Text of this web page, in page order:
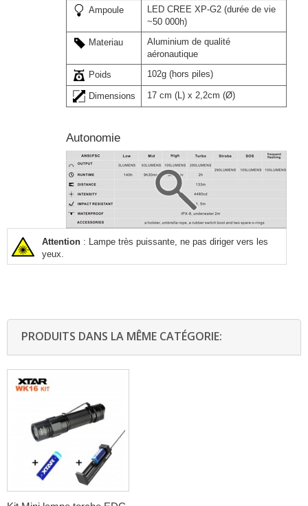
Ampoule
LED CREE XP-G2 (durée de vie
~50 000h)
Materiau
Aluminium de qualité
aéronautique
Poids
102g (hors piles)
Dimensions 17 cm (L) x 2,2cm (Ø)
Autonomie
Attention : Lampe très puissante, ne pas diriger vers les
yeux.
PRODUITS DANS LA MÊME CATÉGORIE: